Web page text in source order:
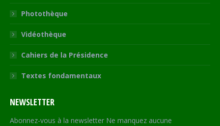
Photothèque
Vidéothèque
Cahiers de la Présidence
Textes fondamentaux
NEWSLETTER
Abonnez-vous à la newsletter Ne manquez aucune